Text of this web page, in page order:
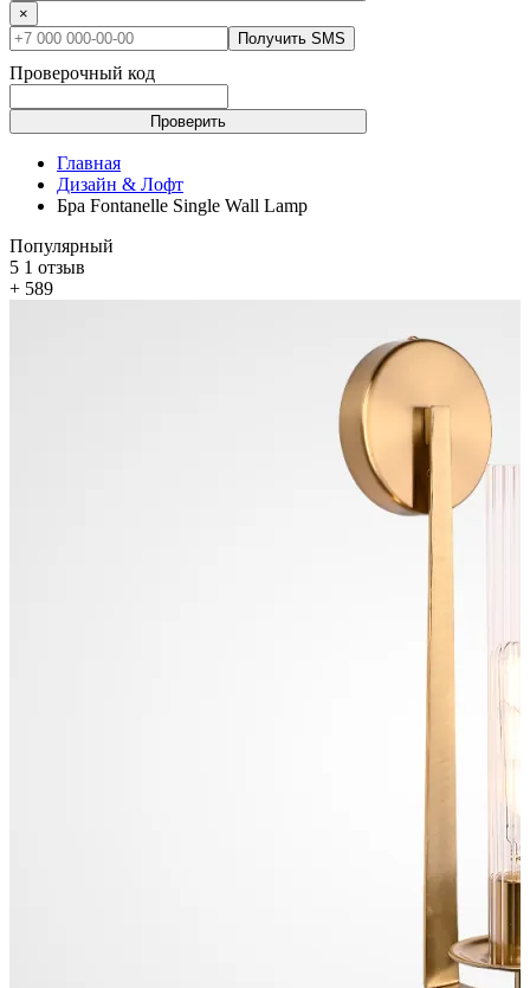
×
Получить SMS
Проверочный код
Проверить
Главная
Дизайн & Лофт
Бра Fontanelle Single Wall Lamp
Популярный
5 1 отзыв
+ 589